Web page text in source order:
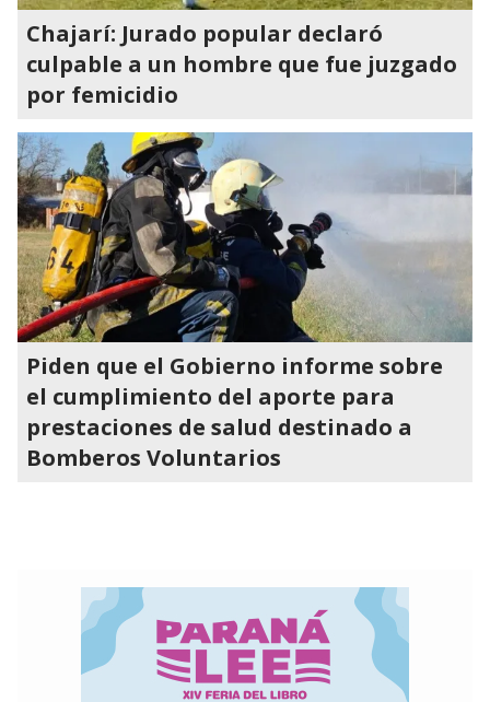
Chajarí: Jurado popular declaró
culpable a un hombre que fue juzgado
por femicidio
Piden que el Gobierno informe sobre
el cumplimiento del aporte para
prestaciones de salud destinado a
Bomberos Voluntarios